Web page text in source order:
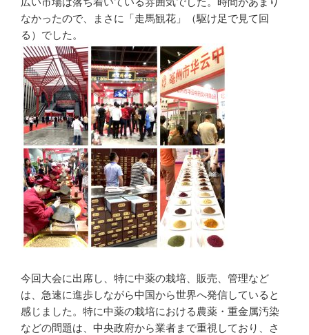
なかったので、まさに「走馬観花」（駆け足で見て回
る）でした。
今回大会に出席し、特に中薬の栽培、販売、管理など
は、急速に進歩しながら中国から世界へ発信していると
感じました。特に中薬の栽培における農薬・重金属汚染
などの問題は、中央政府から業者まで重視しており、さ